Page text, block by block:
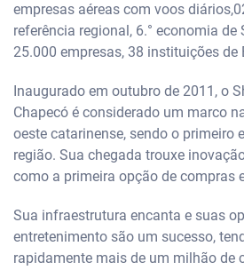
empresas aéreas com voos
referência regional, 6.° economia de
25.000 empresas, 38 instituições de
Inaugurado em outubro de 2011, o
Chapecó é considerado um marco
oeste catarinense, sendo o primeiro
região. Sua chegada trouxe
como a primeira opção de compras
Sua infraestrutura encanta e suas
entretenimento são um sucesso,
rapidamente mais de um milhão de